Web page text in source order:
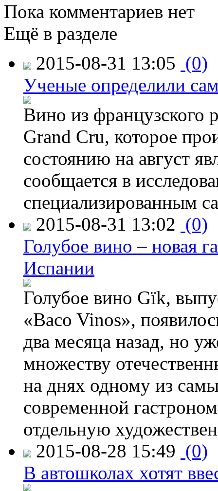
Пока комментариев нет
Ещё в разделе
2015-08-31 13:05 (0)
Ученые определили
Вино из французского
Grand Cru, которое
состоянию на август
сообщается в
специализированным
2015-08-31 13:02 (0)
Голубое вино – новая
Испании
Голубое вино Gïk,
«Baco Vinos»,
два месяца назад, но
множеству
на днях одному из
современной
отдельную
2015-08-28 15:49 (0)
В автошколах хотят